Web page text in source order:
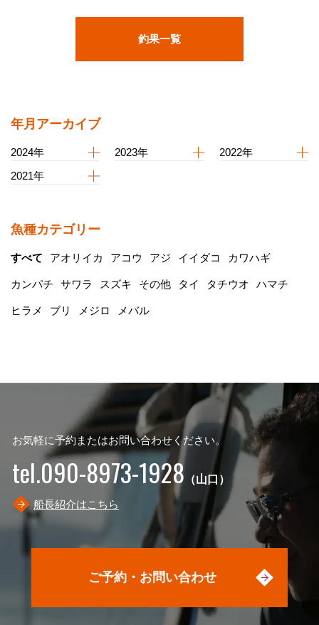
釣果一覧
年月アーカイブ
2024年 2023年
2022年
2021年
魚種カテゴリー
すべて アオリイカ アコウ アジ イイダコ カワハギ
カンパチ サワラ スズキ その他 タイ タチウオ ハマチ
ヒラメ ブリ メジロ メバル
お気軽に予約またはお問い合わせください。
tel.090-8973-1928 （山口）
船長紹介はこちら
ご予約・お問い合わせ